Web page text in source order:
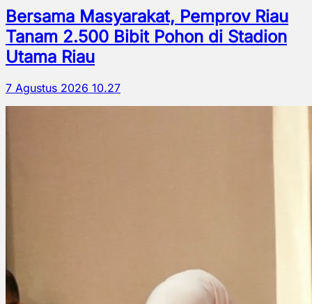
Bersama Masyarakat, Pemprov Riau
Tanam 2.500 Bibit Pohon di Stadion
Utama Riau
7 Agustus 2026 10.27